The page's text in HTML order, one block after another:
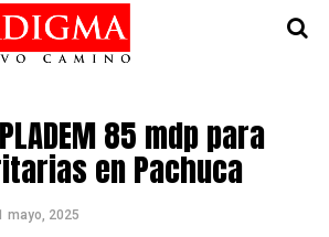
85 mdp para
en Pachuca
mayo, 2025